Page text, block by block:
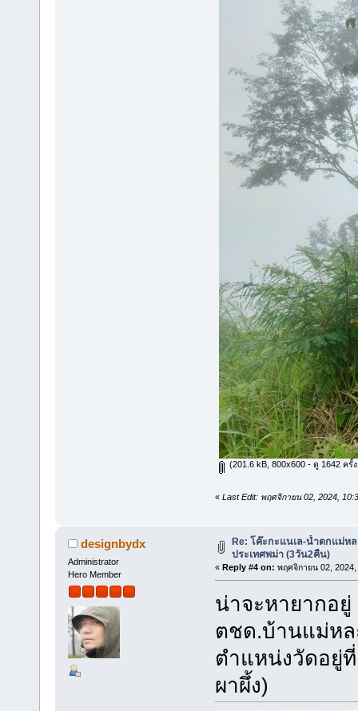
(201.6 kB, 800x600 - ดู 1642 ครั้
« Last Edit: พฤศจิกายน 02, 2024,
designbydx
Administrator
Hero Member
Re: โค๊ะกะแนเล-น้ำตกแม่หล
ประเทศพม่า (3วัน2คืน)
« Reply #4 on: พฤศจิกายน 02, 2024,
น่าจะหายากอยู่
ตชด.บ้านแม่หล
ตำแหน่งวัดอยู่ที่
ผาผึ้ง)